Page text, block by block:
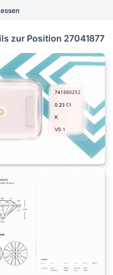
zur Position 27041877